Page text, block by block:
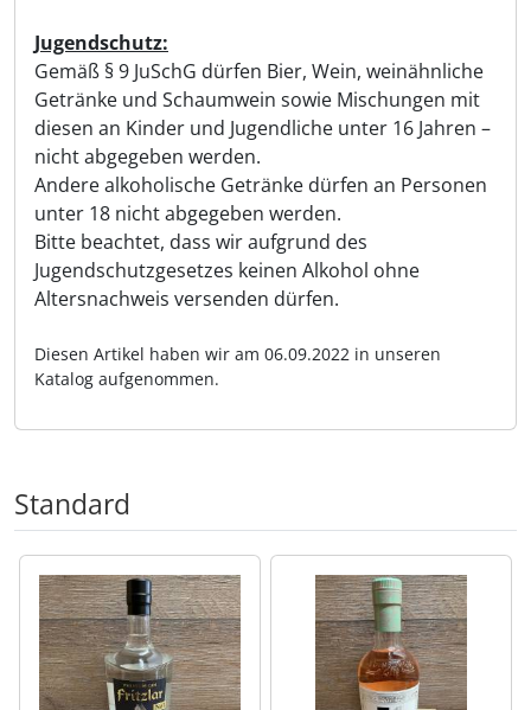
Jugendschutz:
Gemäß § 9 JuSchG dürfen Bier, Wein, weinähnliche
Getränke und Schaumwein sowie Mischungen mit
diesen an Kinder und Jugendliche unter 16 Jahren –
nicht abgegeben werden.
Andere alkoholische Getränke dürfen an Personen
unter 18 nicht abgegeben werden.
Bitte beachtet, dass wir aufgrund des
Jugendschutzgesetzes keinen Alkohol ohne
Altersnachweis versenden dürfen.
Diesen Artikel haben wir am 06.09.2022 in unseren
Katalog aufgenommen.
Standard
Es folgt ein Produktslider - navigieren Sie mit der Tab-